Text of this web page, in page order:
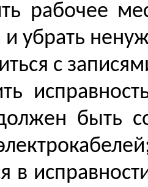
рабочее
и убрать
с
быть
в